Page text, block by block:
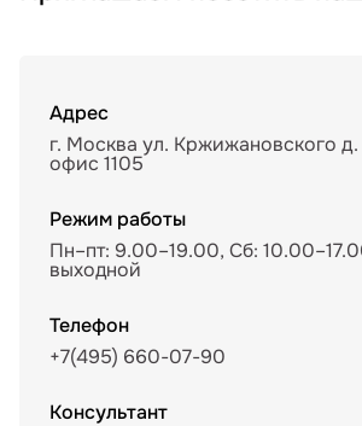
Адрес
г. Москва ул. Кржижановского д.
офис 1105
Режим работы
Пн–пт: 9.00–19.00, Сб:
выходной
Телефон
+7(495) 660-07-90
Консультант